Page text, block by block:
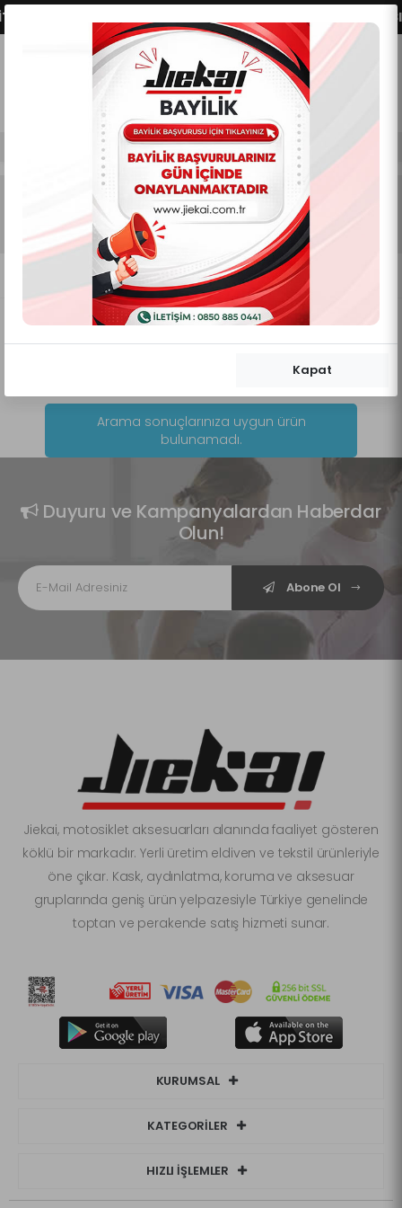
AKTİFLEŞMİŞTİR. VADE
Mobil Menü
Mobil Menü
Mobil Menü
BUFF
TEKSTİL GRUPLARI BUFF
Kategori Filtreleme Göster/Gizle
Arama sonuçlarınıza uygun ürün
bulunamadı.
Duyuru ve Kampanyalardan Haberdar
Olun!
Abone Ol
Jiekai, motosiklet aksesuarları alanında faaliyet gösteren
köklü bir markadır. Yerli üretim eldiven ve tekstil ürünleriyle
öne çıkar. Kask, aydınlatma, koruma ve aksesuar
gruplarında geniş ürün yelpazesiyle Türkiye genelinde
toptan ve perakende satış hizmeti sunar.
KURUMSAL
KATEGORİLER
HIZLI İŞLEMLER
Kapat